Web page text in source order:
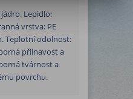
Lepidlo:
vrstva: PE
Teplotní odolnost:
přilnavost a
tvárnost a
povrchu.